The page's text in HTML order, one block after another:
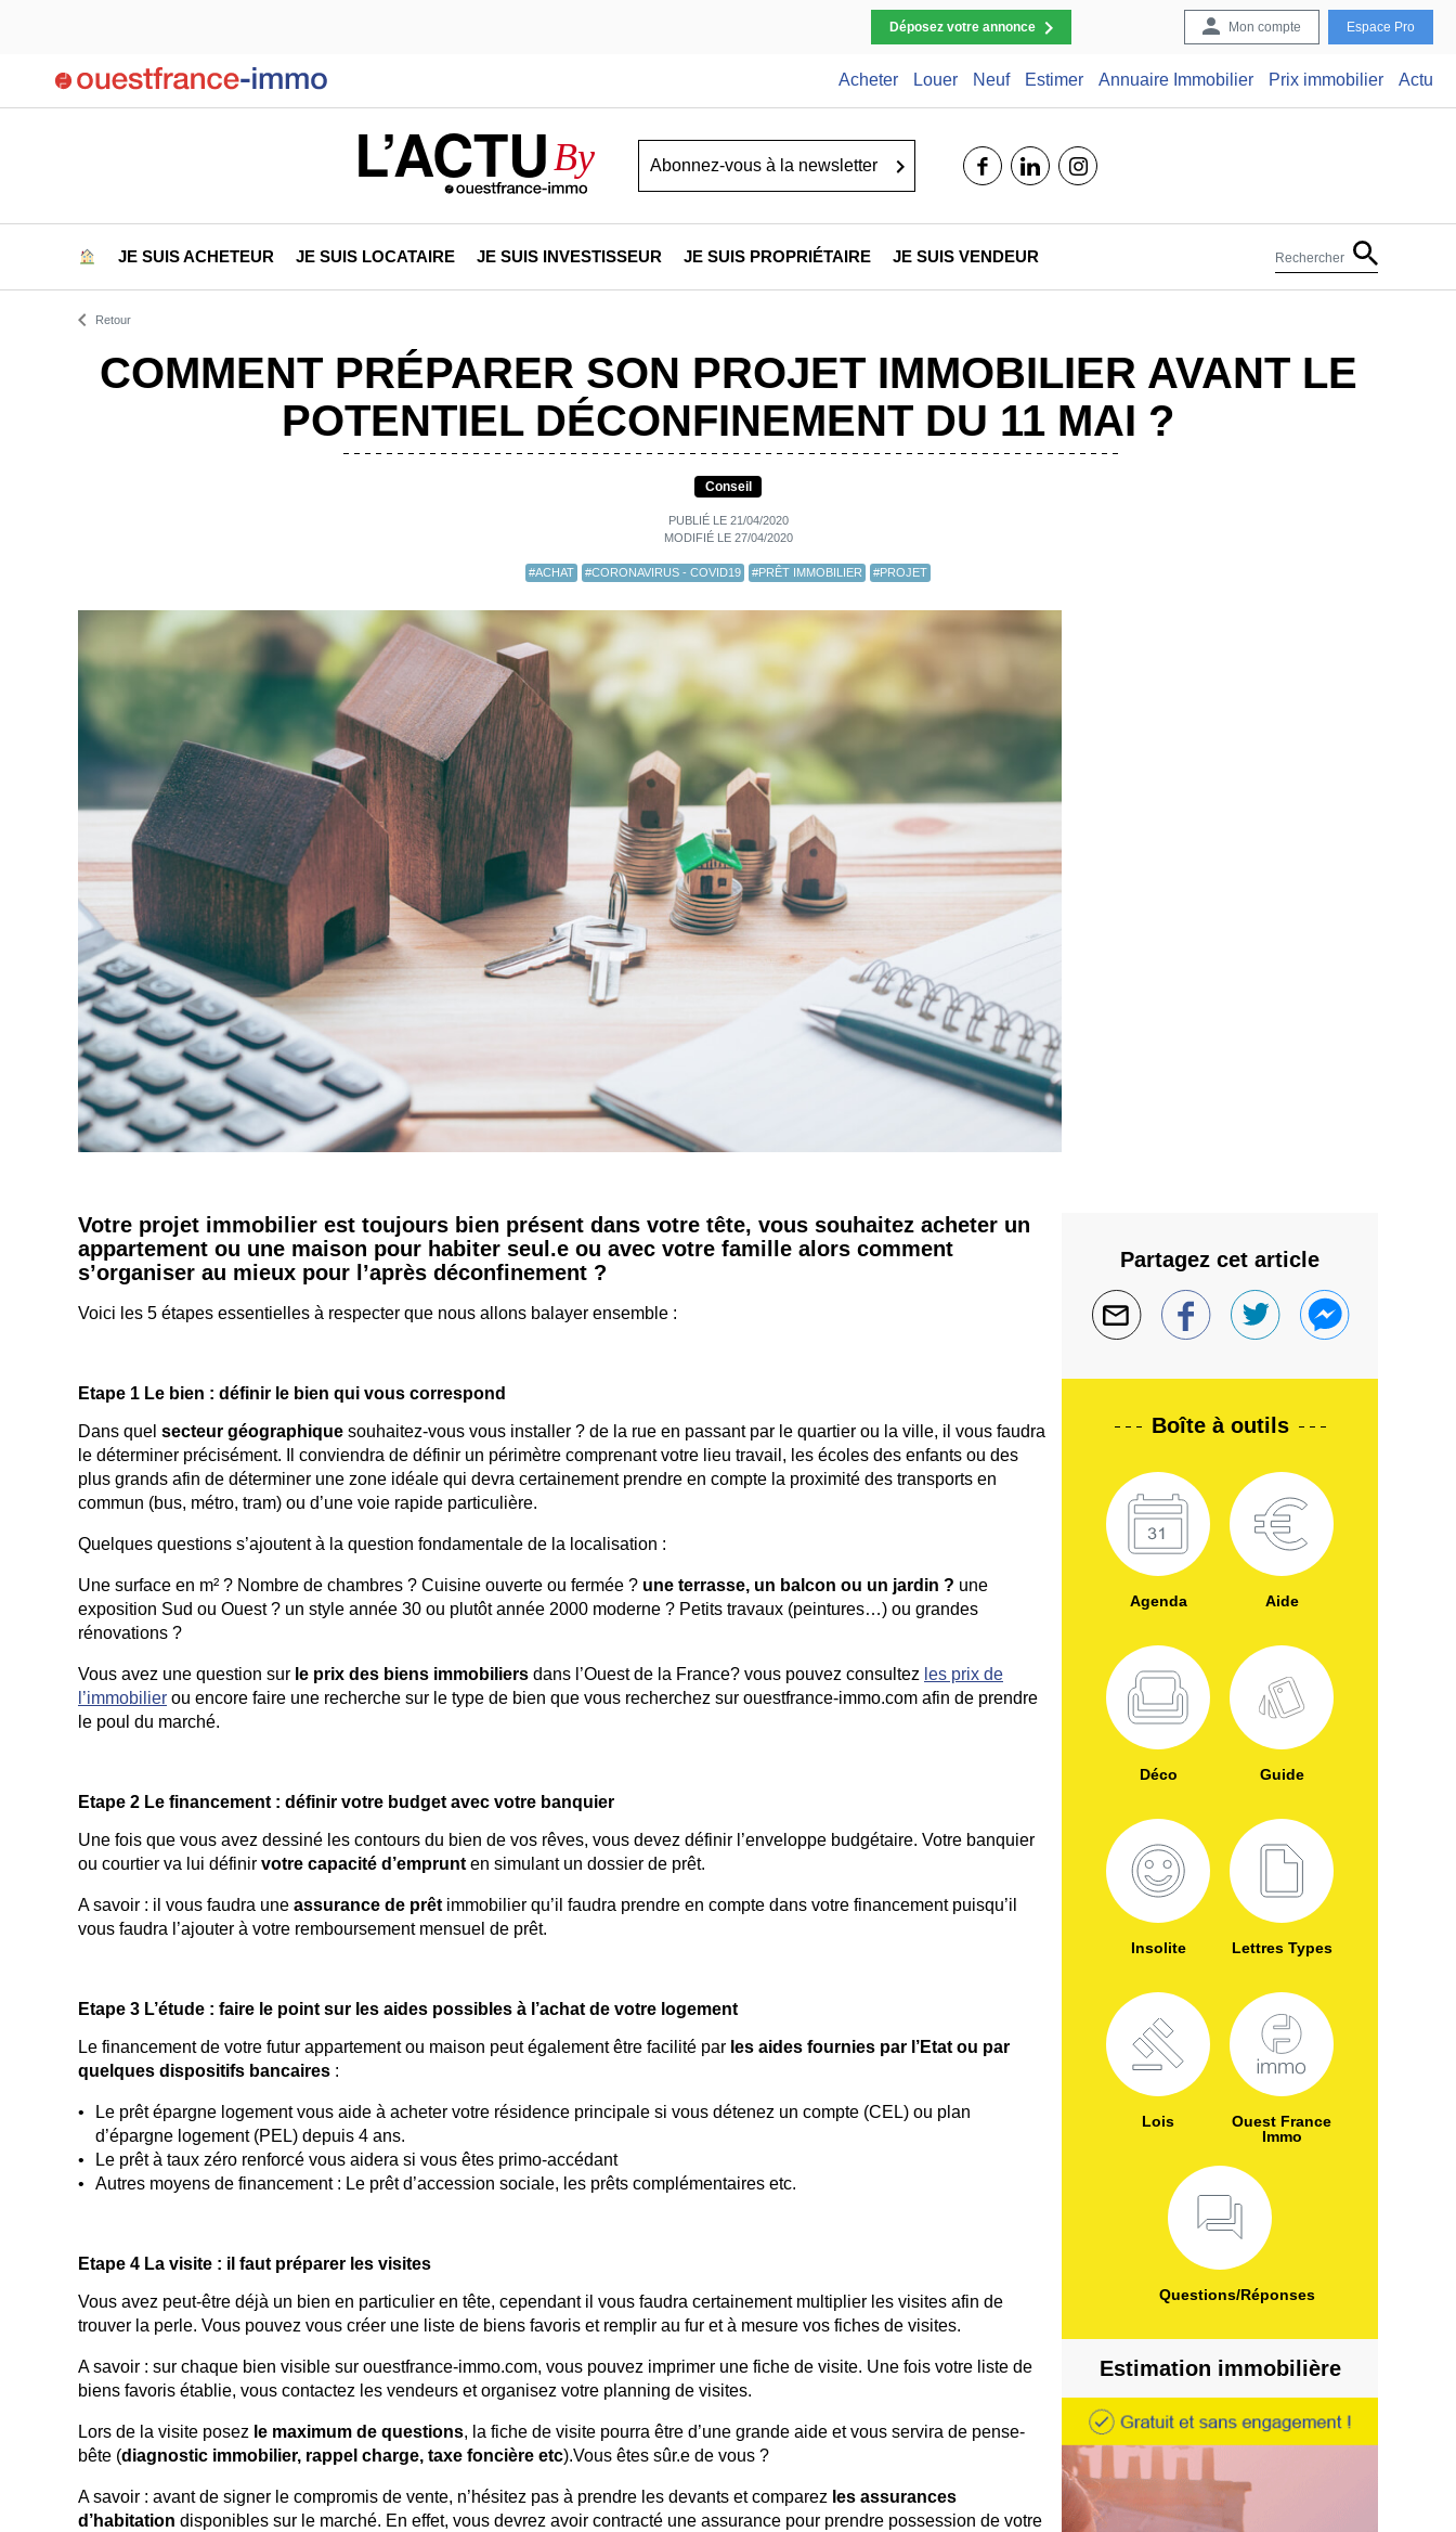
Déposez votre annonce Mon compte Espace Pro
Acheter Louer Neuf Estimer Annuaire Immobilier Prix immobilier Actu
L’ACTU By facebooklinkedin
JE SUIS ACHETEUR JE SUIS LOCATAIRE JE SUIS INVESTISSEUR JE SUIS PROPRIÉTAIRE JE SUIS VENDEUR Rechercher
Retour
COMMENT PRÉPARER SON PROJET IMMOBILIER AVANT LE
POTENTIEL DÉCONFINEMENT DU 11 MAI ?
Conseil
PUBLIÉ LE 21/04/2020
MODIFIÉ LE 27/04/2020
#ACHAT #CORONAVIRUS - COVID19 #PRÊT IMMOBILIER #PROJET
Votre projet immobilier est toujours bien présent dans votre tête, vous souhaitez acheter un
appartement ou une maison pour habiter seul.e ou avec votre famille alors comment
s’organiser au mieux pour l’après déconfinement ?
Voici les 5 étapes essentielles à respecter que nous allons balayer ensemble :
Etape 1 Le bien : définir le bien qui vous correspond
Dans quel secteur géographique souhaitez-vous vous installer ? de la rue en passant par le quartier ou la ville, il vous faudra
le déterminer précisément. Il conviendra de définir un périmètre comprenant votre lieu travail, les écoles des enfants ou des
plus grands afin de déterminer une zone idéale qui devra certainement prendre en compte la proximité des transports en
commun (bus, métro, tram) ou d’une voie rapide particulière.
Quelques questions s’ajoutent à la question fondamentale de la localisation :
Une surface en m² ? Nombre de chambres ? Cuisine ouverte ou fermée ? une terrasse, un balcon ou un jardin ? une
exposition Sud ou Ouest ? un style année 30 ou plutôt année 2000 moderne ? Petits travaux (peintures…) ou grandes
rénovations ?
Vous avez une question sur le prix des biens immobiliers dans l’Ouest de la France? vous pouvez consultez les prix de
l’immobilier ou encore faire une recherche sur le type de bien que vous recherchez sur ouestfrance-immo.com afin de prendre
le poul du marché.
Etape 2 Le financement : définir votre budget avec votre banquier
Une fois que vous avez dessiné les contours du bien de vos rêves, vous devez définir l’enveloppe budgétaire. Votre banquier
ou courtier va lui définir votre capacité d’emprunt en simulant un dossier de prêt.
A savoir : il vous faudra une assurance de prêt immobilier qu’il faudra prendre en compte dans votre financement puisqu’il
vous faudra l’ajouter à votre remboursement mensuel de prêt.
Etape 3 L’étude : faire le point sur les aides possibles à l’achat de votre logement
Le financement de votre futur appartement ou maison peut également être facilité par les aides fournies par l’Etat ou par
quelques dispositifs bancaires :
Le prêt épargne logement vous aide à acheter votre résidence principale si vous détenez un compte (CEL) ou plan
d’épargne logement (PEL) depuis 4 ans.
Le prêt à taux zéro renforcé vous aidera si vous êtes primo-accédant
Autres moyens de financement : Le prêt d’accession sociale, les prêts complémentaires etc.
Etape 4 La visite : il faut préparer les visites
Vous avez peut-être déjà un bien en particulier en tête, cependant il vous faudra certainement multiplier les visites afin de
trouver la perle. Vous pouvez vous créer une liste de biens favoris et remplir au fur et à mesure vos fiches de visites.
A savoir : sur chaque bien visible sur ouestfrance-immo.com, vous pouvez imprimer une fiche de visite. Une fois votre liste de
biens favoris établie, vous contactez les vendeurs et organisez votre planning de visites.
Lors de la visite posez le maximum de questions, la fiche de visite pourra être d’une grande aide et vous servira de pense-
bête (diagnostic immobilier, rappel charge, taxe foncière etc).Vous êtes sûr.e de vous ?
A savoir : avant de signer le compromis de vente, n’hésitez pas à prendre les devants et comparez les assurances
d’habitation disponibles sur le marché. En effet, vous devrez avoir contracté une assurance pour prendre possession de votre
Partagez cet article
Boîte à outils
Agenda Aide
Déco Guide
Insolite Lettres Types
Lois
Ouest France
Immo
Questions/Réponses
Estimation immobilière